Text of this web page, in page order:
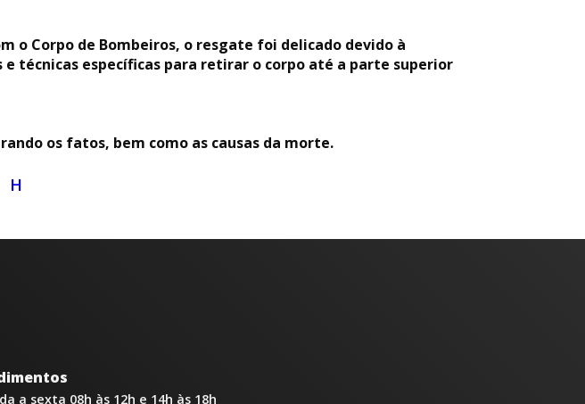
o Corpo de Bombeiros, o resgate foi delicado devido à
e técnicas específicas para retirar o corpo até a parte superior
os fatos, bem como as causas da morte.
H
a sexta 08h às 12h e 14h às 18h